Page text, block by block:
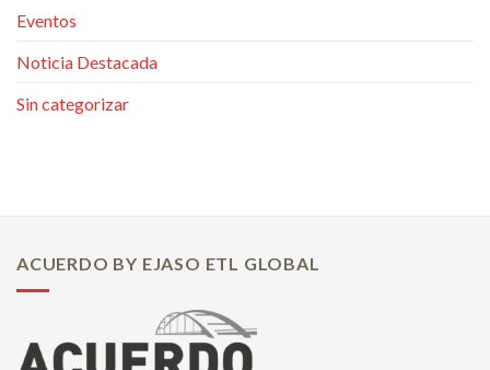
Eventos
Noticia Destacada
Sin categorizar
ACUERDO BY EJASO ETL GLOBAL